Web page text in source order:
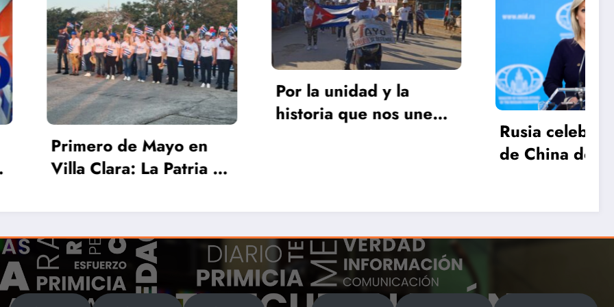
Cuba
Cuba
Por la unidad y la
historia que nos une
desfilaron los
Quemadenses
Rusia celebra decisión
Por qué se han
incrementado las